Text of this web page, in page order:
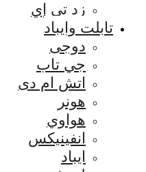
زد تي إي
تابلت وايباد
دوجى
جي تاب
اتش ام دى
هونر
هواوي
انفينيكس
ايباد